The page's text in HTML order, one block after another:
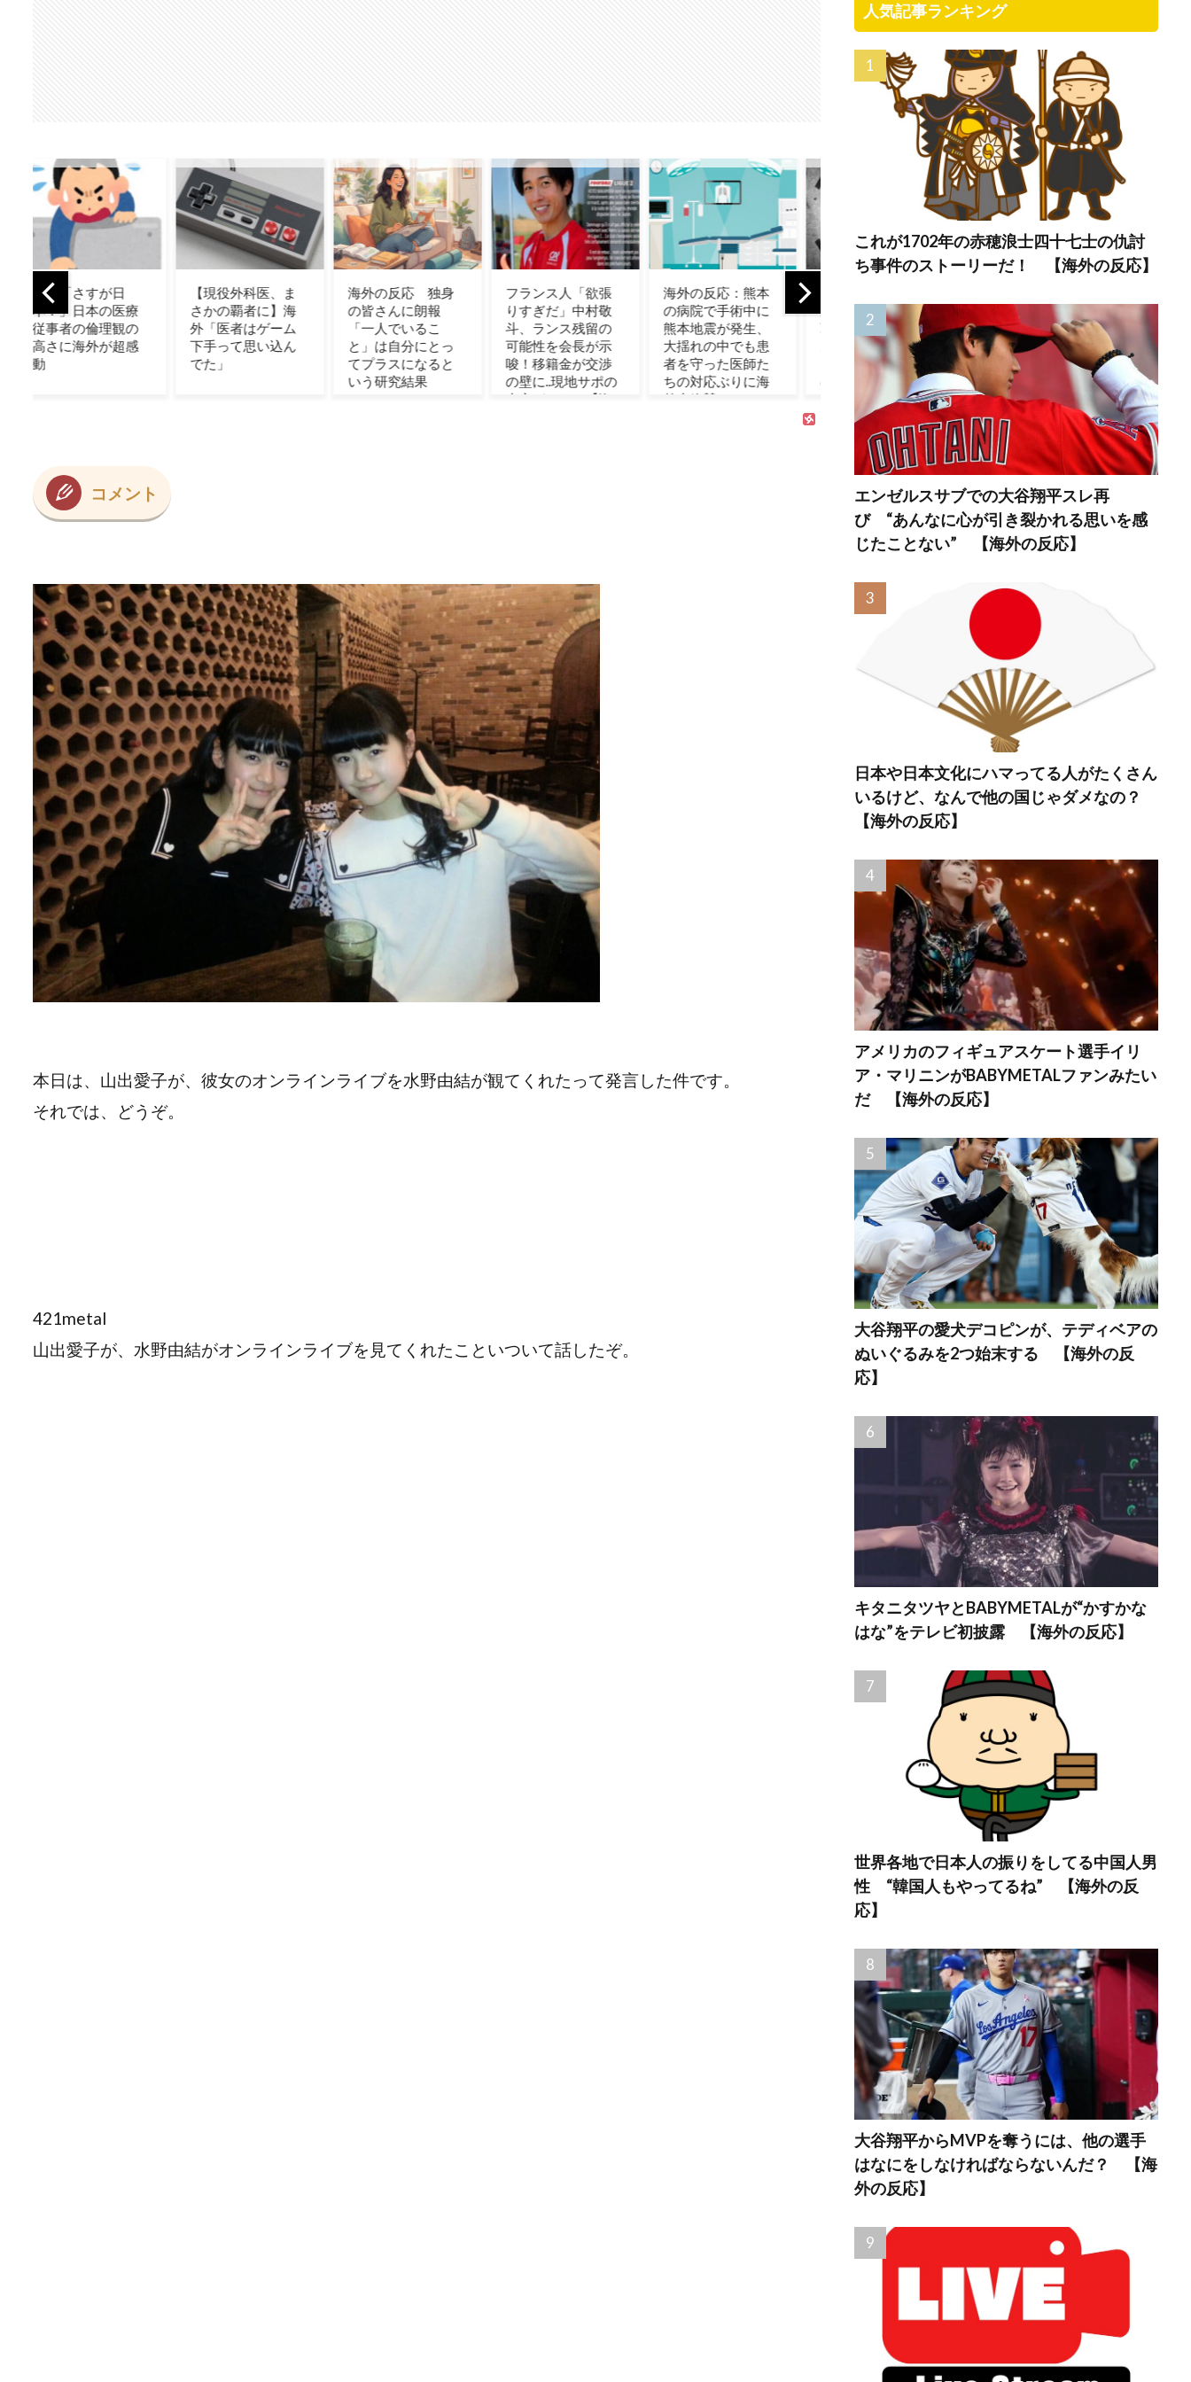
海外の反応 独身
の皆さんに朗報
「一人でいるこ
と」は自分にとっ
てプラスになると
フランス人「欲張
りすぎだ」中村敬
斗、ランス残留の
可能性を会長が示
唆！移籍金が交渉
の壁に..現地サポの
海外の反応：熊本
の病院で手術中に
熊本地震が発生、
大揺れの中でも患
者を守った医師た
ちの対応ぶりに海
外大絶賛
韓国人「どうやら
五輪サッカー日韓
戦でも審判の接待
があった模様…」
→「メダル剥奪な
のでは…？（ﾌﾞﾙﾌﾞ
ﾙ」＝韓国の反応
がこれだ←「日本
は太っ腹だな」
（海外の反応）
本だけパスポート
所有率が低すぎ
る、何故なのか」
ジオ
況!【
【現役外科医、ま
さかの覇者に】海
外「医者はゲーム
下手って思い込ん
コメント
本日は、山出愛子が、彼女のオンラインライブを水野由結が観てくれたって発言した件です。
それでは、どうぞ。
421metal
山出愛子が、水野由結がオンラインライブを見てくれたこといついて話したぞ。
人気記事ランキング
これが1702年の赤穂浪士四十七士の仇討
ち事件のストーリーだ！ 【海外の反応】
エンゼルスサブでの大谷翔平スレ再
び “あんなに心が引き裂かれる思いを感
じたことない” 【海外の反応】
日本や日本文化にハマってる人がたくさん
いるけど、なんで他の国じゃダメなの？
【海外の反応】
アメリカのフィギュアスケート選手イリ
ア・マリニンがBABYMETALファンみたい
だ 【海外の反応】
大谷翔平の愛犬デコピンが、テディベアの
ぬいぐるみを2つ始末する 【海外の反
応】
キタニタツヤとBABYMETALが“かすかな
はな”をテレビ初披露 【海外の反応】
世界各地で日本人の振りをしてる中国人男
性 “韓国人もやってるね” 【海外の反
応】
大谷翔平からMVPを奪うには、他の選手
はなにをしなければならないんだ？ 【海
外の反応】